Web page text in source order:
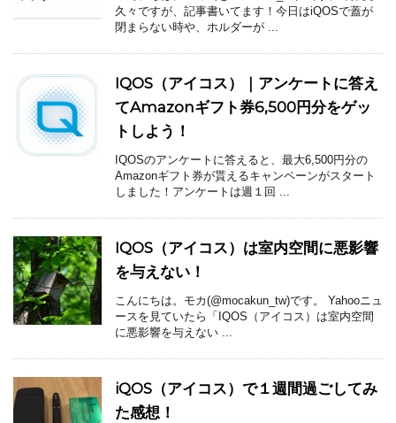
久々ですが、記事書いてます！今日はiQOSで蓋が
閉まらない時や、ホルダーが ...
IQOS（アイコス）｜アンケートに答え
てAmazonギフト券6,500円分をゲッ
トしよう！
IQOSのアンケートに答えると、最大6,500円分の
Amazonギフト券が貰えるキャンペーンがスタート
しました！アンケートは週１回 ...
IQOS（アイコス）は室内空間に悪影響
を与えない！
こんにちは。モカ(@mocakun_tw)です。 Yahooニュ
ースを見ていたら「IQOS（アイコス）は室内空間
に悪影響を与えない ...
iQOS（アイコス）で１週間過ごしてみ
た感想！